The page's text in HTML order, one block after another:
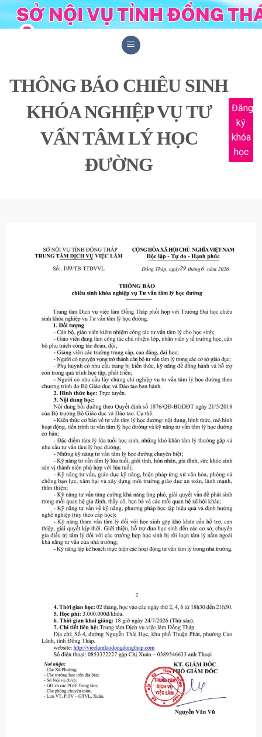
Skip
to
THÔNG BÁO CHIÊU SINH
KHÓA NGHIỆP VỤ TƯ
VẤN TÂM LÝ HỌC
ĐƯỜNG
Đăng
ký
khóa
học